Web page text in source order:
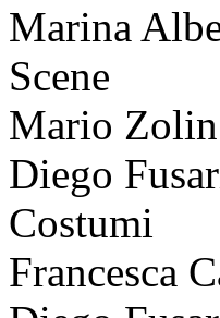
Marina
Scene
Mario Zolin
Diego
Costumi
Francesca